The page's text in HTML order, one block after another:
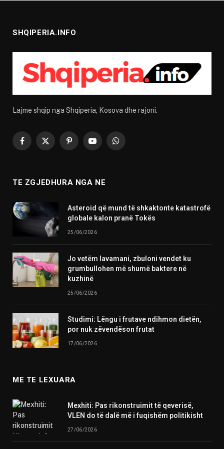
SHQIPERIA.INFO
Lajme shqip nga Shqiperia, Kosova dhe rajoni.
Facebook
X
PinterestYouTubeWhatsApp
TE ZGJEDHURA NGA NE
Asteroid që mund të shkaktonte katastrofë
globale kalon pranë Tokës
25/06/2026
Jo vetëm lavamani, zbuloni vendet ku
grumbullohen më shumë baktere në
kuzhinë
25/06/2026
Studimi: Lëngu i frutave ndihmon dietën,
por nuk zëvendëson frutat
17/06/2026
ME TE LEXUARA
Mexhiti: Pas rikonstruimit të qeverisë,
VLEN do të dalë më i fuqishëm politikisht
27/06/2026